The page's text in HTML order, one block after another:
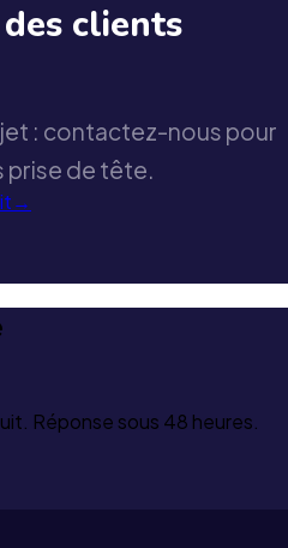
clients
: contactez-nous pour
prise de tête.
→
Réponse sous 48 heures.